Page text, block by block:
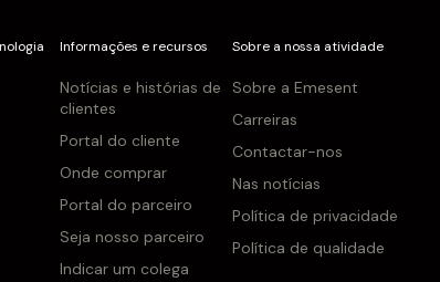
Informações e recursos
Notícias e histórias de
clientes
Portal do cliente
Onde comprar
Portal do parceiro
Seja nosso parceiro
Indicar um colega
Sobre a nossa atividade
Sobre a Emesent
Carreiras
Contactar-nos
Nas notícias
Política de privacidade
Política de qualidade